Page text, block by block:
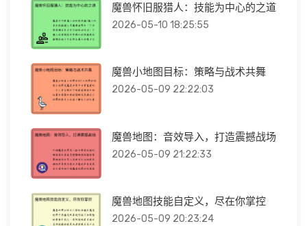
魔兽怀旧服猎人：技能为中心的之道
2026-05-10 18:25:55
魔兽小地图目标：策略与战术共舞
2026-05-09 22:22:03
魔兽地图：音效导入，打造震撼战场
2026-05-09 21:22:33
魔兽地图技能自定义，尽在你掌控
2026-05-09 20:23:24